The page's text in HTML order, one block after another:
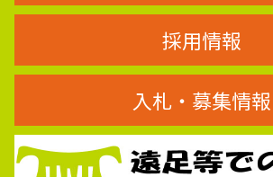
採用情報
入札・募集情報